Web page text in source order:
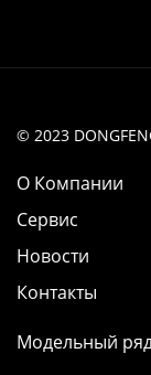
© 2023
О Компании
Сервис
Новости
Контакты
Модельный